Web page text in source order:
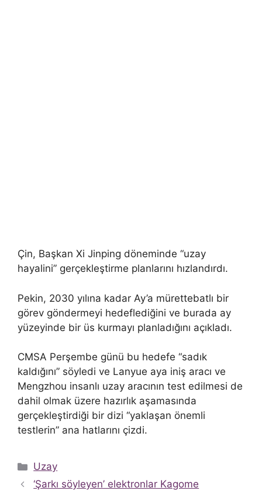
Çin, Başkan Xi Jinping döneminde “uzay
hayalini” gerçekleştirme planlarını hızlandırdı.
Pekin, 2030 yılına kadar Ay’a mürettebatlı bir
görev göndermeyi hedeflediğini ve burada ay
yüzeyinde bir üs kurmayı planladığını açıkladı.
CMSA Perşembe günü bu hedefe “sadık
kaldığını” söyledi ve Lanyue aya iniş aracı ve
Mengzhou insanlı uzay aracının test edilmesi de
dahil olmak üzere hazırlık aşamasında
gerçekleştirdiği bir dizi “yaklaşan önemli
testlerin” ana hatlarını çizdi.
Kategoriler
Uzay
‘Şarkı söyleyen’ elektronlar Kagome